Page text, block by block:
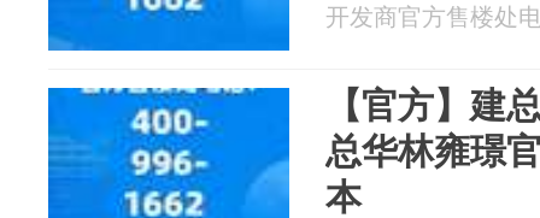
开发商官方售楼处
【官方】建
总华林雍璟
本